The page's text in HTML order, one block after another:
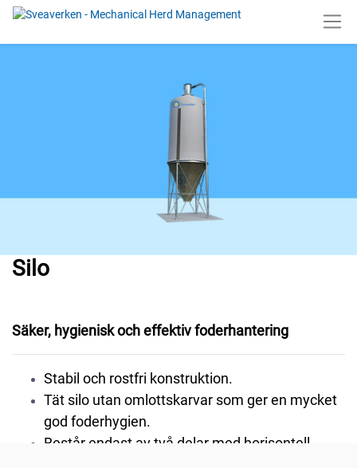
Silo
Säker, hygienisk och effektiv foderhantering
Stabil och rostfri konstruktion.
Tät silo utan omlottskarvar som ger en mycket
god foderhygien.
Består endast av två delar med horisontell